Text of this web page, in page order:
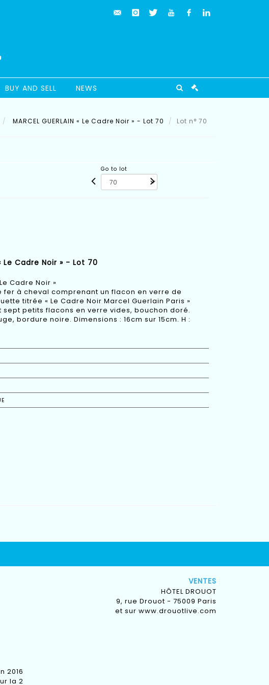
BUY AND SELL NEWS
MARCEL GUERLAIN « Le Cadre Noir » - Lot 70 Lot n° 70
Go to lot
« Le Cadre Noir » - Lot 70
Le Cadre Noir »
fer à cheval comprenant un flacon en verre de
titrée « Le Cadre Noir Marcel Guerlain Paris »
sept petits flacons en verre vides, bouchon doré.
bordure noire. Dimensions : 16cm sur 15cm. H :
VENTES
HÔTEL DROUOT
9, rue Drouot - 75009 Paris
et sur www.drouotlive.com
2016
la 2